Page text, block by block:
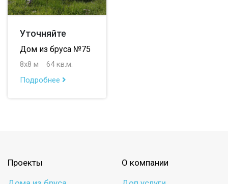
Уточняйте
Дом из бруса №75
8х8 м
64 кв.м.
Подробнее
Проекты
О компании